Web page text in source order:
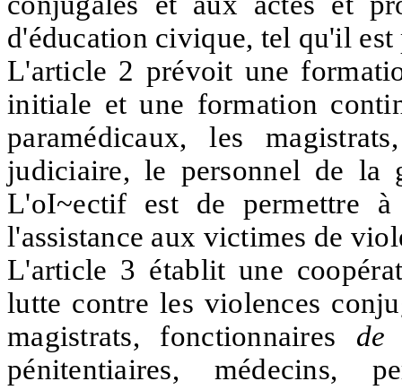
d'éducation civique, tel qu'il
L'article 2 prévoit une
initiale et une formation
paramédicaux, les
judiciaire, le personnel de la
L'oI~ectif est de permettre à
l'assistance aux victimes de
L'article 3 établit une
lutte contre les violences
magistrats, fonctionnaires
pénitentiaires, médecins,